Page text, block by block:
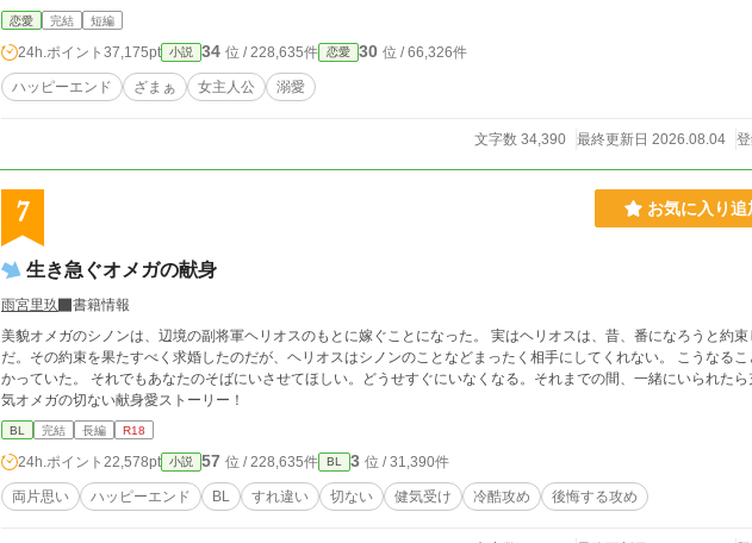
く、澄み切った、絶対的な「無」であった。 （私は、何を恐れていたのだろう？） 憧れていたルシアン・フォン・グ
う男。 彼は「完璧な貴族」などではなかった。ただの、自分のプライドと欲望のためなら平気で他人を踏みにじる、
か者に過ぎなかった。 そんな男の愛を乞い、そんな男の顔色を窺い、自分を責め続けていた自分が、あまりにも愚か
が冷め切った瞬間、エレノアの瞳に絶望の影は消え、代わりに冷徹な知性が戻ってきた。 （……許さない） エレノア
をソーサーに戻した。カチャンと澄んだ音が響く。 （私を足蹴にし、私の尊厳を踏みにじったこと……後悔させてあ
恋愛 完結 短編
24h.ポイント 37,175pt 小説 34 位 / 228,635件 恋愛 30 位 / 66,326件
ハッピーエンド ざまぁ 女主人公 溺愛
文字数 34,390 最終更新日 2026.08.04
7 お気に入り追
生き急ぐオメガの献身
雨宮里玖
書籍情報
美貌オメガのシノンは、辺境の副将軍ヘリオスのもとに嫁ぐことになった。 実はヘリオスは、昔、番になろうと約束
だ。その約束を果たすべく求婚したのだが、ヘリオスはシノンのことなどまったく相手にしてくれない。 こうなることは最初からわ
かっていた。 それでもあなたのそばにいさせてほしい。どうせすぐにいなくなる。それまでの間、一緒にいられたら充分だ——。 健
気オメガの切ない献身愛ストーリー！
BL 完結 長編 R18
24h.ポイント 22,578pt 小説 57 位 / 228,635件 BL 3 位 / 31,390件
両片思い ハッピーエンド BL すれ違い 切ない 健気受け 冷酷攻め 後悔する攻め